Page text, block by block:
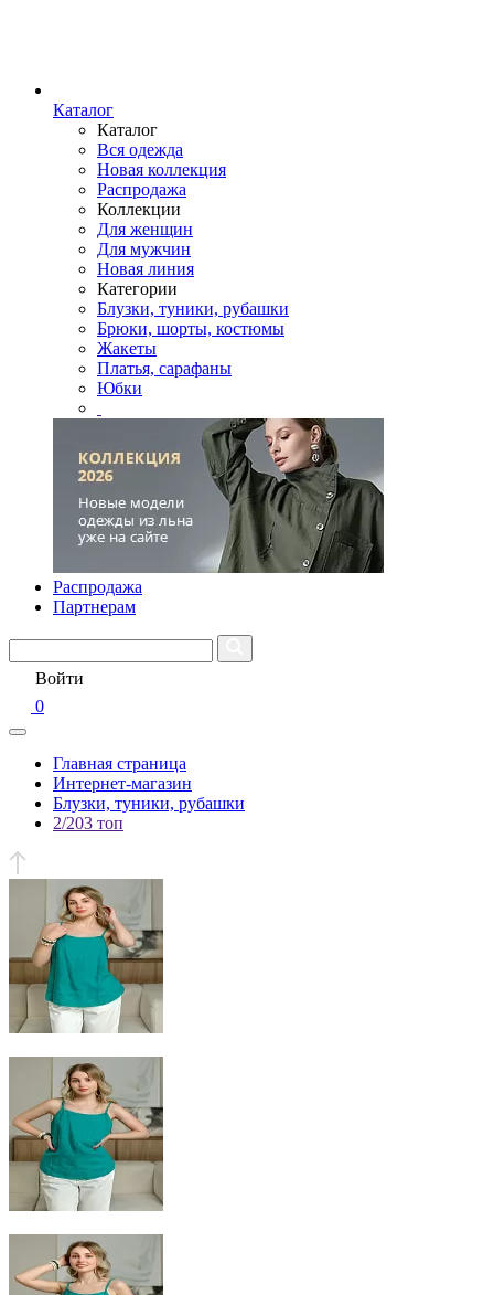
Каталог
Каталог
Вся одежда
Новая коллекция
Распродажа
Коллекции
Для женщин
Для мужчин
Новая линия
Категории
Блузки, туники, рубашки
Брюки, шорты, костюмы
Жакеты
Платья, сарафаны
Юбки
Распродажа
Партнерам
Войти
0
Главная страница
Интернет-магазин
Блузки, туники, рубашки
2/203 топ